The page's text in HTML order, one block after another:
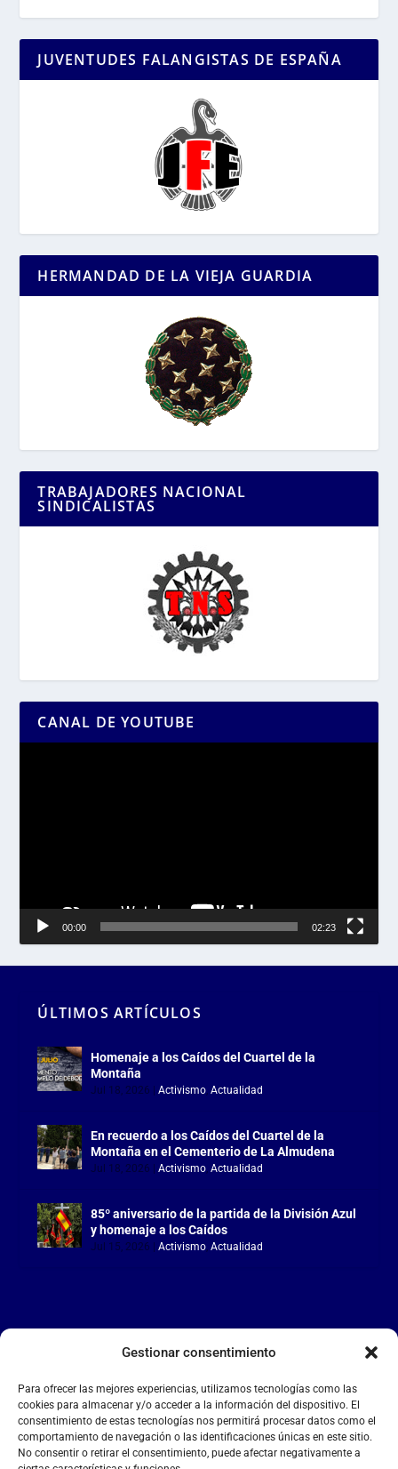
Gestionar consentimiento
Para ofrecer las mejores experiencias, utilizamos tecnologías como las
cookies para almacenar y/o acceder a la información del dispositivo. El
consentimiento de estas tecnologías nos permitirá procesar datos como el
comportamiento de navegación o las identificaciones únicas en este sitio.
No consentir o retirar el consentimiento, puede afectar negativamente a
JUVENTUDES FALANGISTAS DE ESPAÑA
HERMANDAD DE LA VIEJA GUARDIA
TRABAJADORES NACIONAL
SINDICALISTAS
CANAL DE YOUTUBE
00:00 02:23
ÚLTIMOS ARTÍCULOS
Homenaje a los Caídos del Cuartel de la
Montaña
Jul 18, 2026 |Activismo,Actualidad
En recuerdo a los Caídos del Cuartel de la
Montaña en el Cementerio de La Almudena
Jul 18, 2026 |Activismo,Actualidad
85º aniversario de la partida de la División Azul
y homenaje a los Caídos
Jul 15, 2026 |Activismo,Actualidad
LA FALANGE
Reproductor
de
vídeo